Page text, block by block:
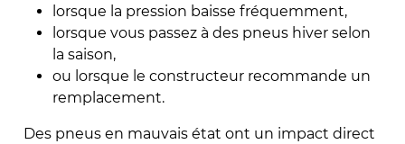
lorsque la pression baisse fréquemment,
lorsque vous passez à des pneus hiver selon
la saison,
ou lorsque le constructeur recommande un
remplacement.
Des pneus en mauvais état ont un impact direct